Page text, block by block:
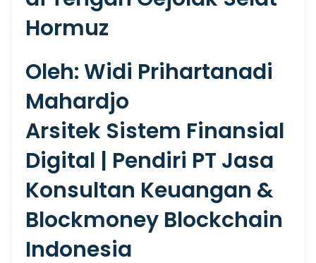
Hormuz
Oleh: Widi Prihartanadi
Mahardjo
Arsitek Sistem Finansial
Digital | Pendiri PT Jasa
Konsultan Keuangan &
Blockmoney Blockchain
Indonesia